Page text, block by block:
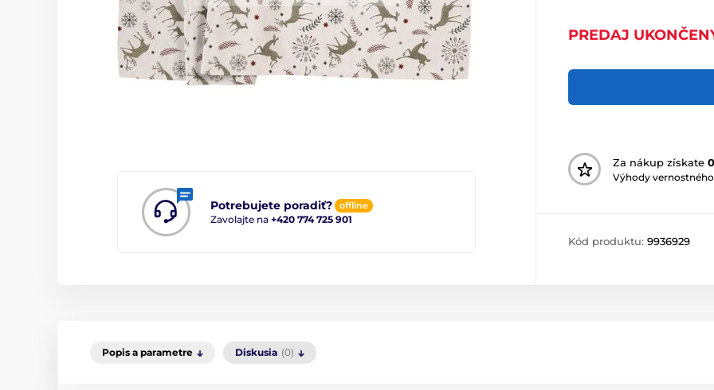
Potrebujete poradiť? offline
Zavolajte na +420 774 725 901
PREDAJ
Za nákup získate
Výhody
Kód produktu: 9936929
Popis a parametre Diskusia (0)